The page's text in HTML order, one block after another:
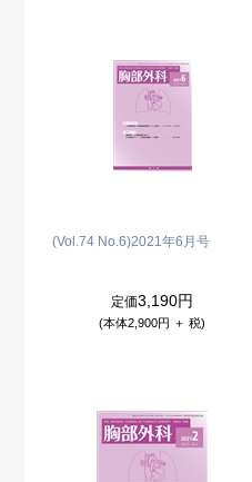
(Vol.74 No.6)2021年6月号
定価3,190円
(本体2,900円 ＋ 税)